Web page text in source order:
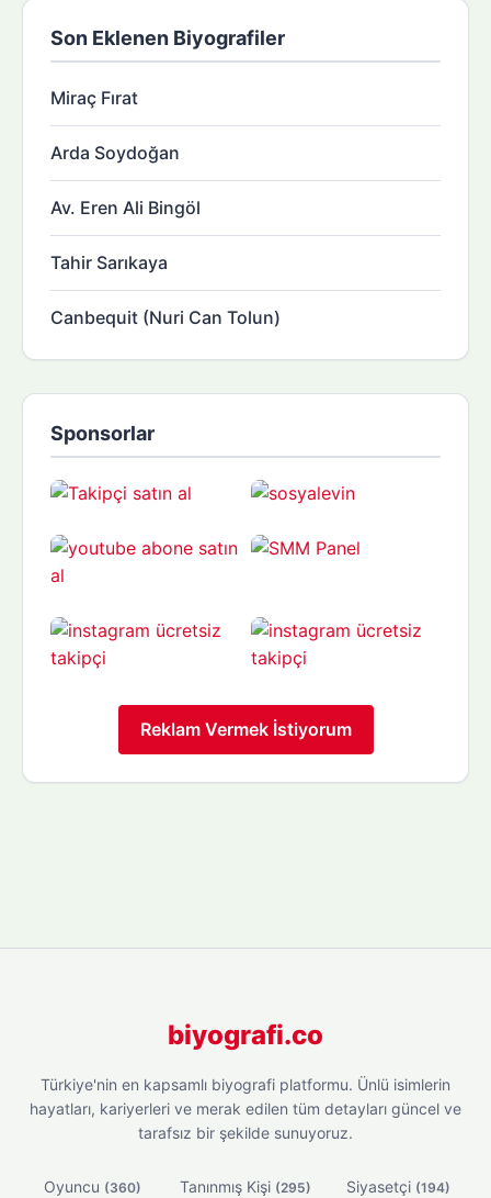
Son Eklenen Biyografiler
Miraç Fırat
Arda Soydoğan
Av. Eren Ali Bingöl
Tahir Sarıkaya
Canbequit (Nuri Can Tolun)
Sponsorlar
Reklam Vermek İstiyorum
biyografi.co
Türkiye'nin en kapsamlı biyografi platformu. Ünlü isimlerin
hayatları, kariyerleri ve merak edilen tüm detayları güncel ve
tarafsız bir şekilde sunuyoruz.
Oyuncu (360) Tanınmış Kişi (295) Siyasetçi (194)